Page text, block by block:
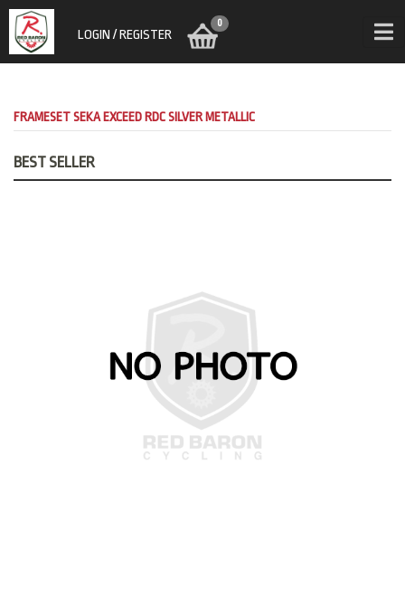
LOGIN / REGISTER
0
FRAMESET SEKA EXCEED RDC SILVER METALLIC
BEST SELLER